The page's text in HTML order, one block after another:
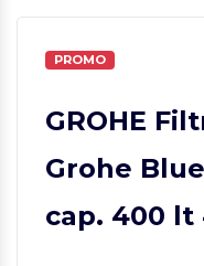
PROMO
GROHE
Grohe
cap. 400 lt